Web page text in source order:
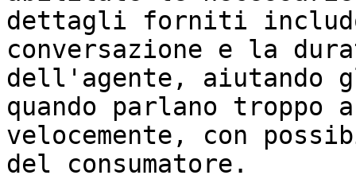
dettagli forniti
conversazione e la
dell'agente, aiutando
quando parlano troppo
velocemente, con
del consumatore.